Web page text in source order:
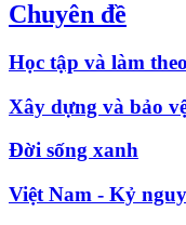
Chuyên đề
Học tập và làm
Xây dựng và bảo
Đời sống xanh
Việt Nam - Kỷ